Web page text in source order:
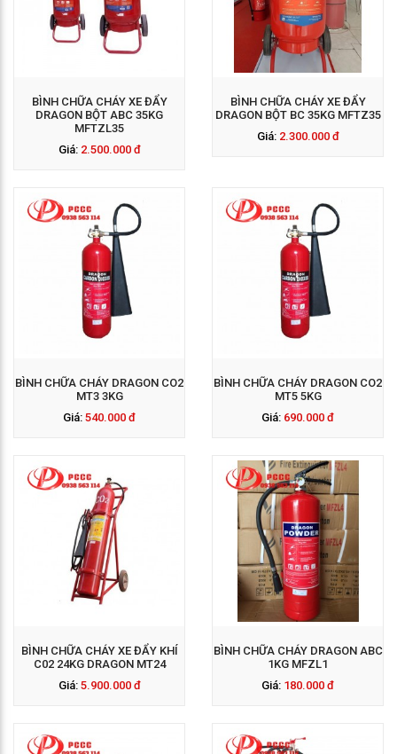
BÌNH CHỮA CHÁY XE ĐẨY
DRAGON BỘT ABC 35KG
MFTZL35
Giá: 2.500.000 đ
GỌI NGAY: 0938 563
114
BÌNH CHỮA CHÁY XE ĐẨY
DRAGON BỘT BC 35KG MFTZ35
Giá: 2.300.000 đ
BÌNH CHỮA CHÁY DRAGON CO2
MT3 3KG
Giá: 540.000 đ
GỌI NGAY: 0938 563
114
BÌNH CHỮA CHÁY DRAGON CO2
MT5 5KG
Giá: 690.000 đ
BÌNH CHỮA CHÁY XE ĐẨY KHÍ
C02 24KG DRAGON MT24
Giá: 5.900.000 đ
GỌI NGAY: 0938 563
114
BÌNH CHỮA CHÁY DRAGON ABC
1KG MFZL1
Giá: 180.000 đ